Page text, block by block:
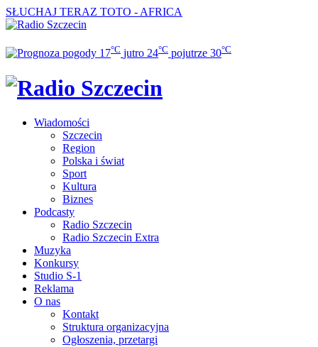
SŁUCHAJ TERAZ TOTO - AFRICA
17°C jutro 24°C pojutrze 30°C
Wiadomości
Szczecin
Region
Polska i świat
Sport
Kultura
Biznes
Podcasty
Radio Szczecin
Radio Szczecin Extra
Muzyka
Konkursy
Studio S-1
Reklama
O nas
Kontakt
Struktura organizacyjna
Ogłoszenia, przetargi